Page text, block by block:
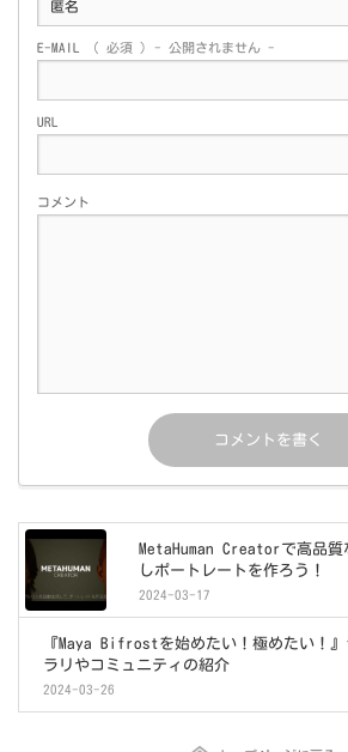
E-MAIL ( 必須 ) - 公開されません -
URL
コメント
MetaHuman Creatorで高品
しポートレートを作ろう！
2024-03-17
『Maya Bifrostを始めたい！極めたい！』
ラリやコミュニティの紹介
2024-03-26